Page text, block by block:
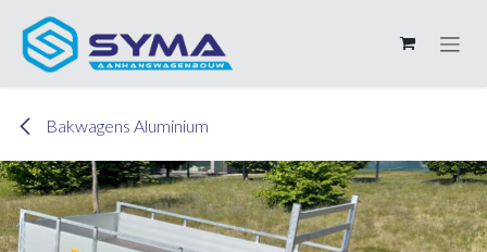
Overslaan naar inhoud
Bakwagens Aluminium